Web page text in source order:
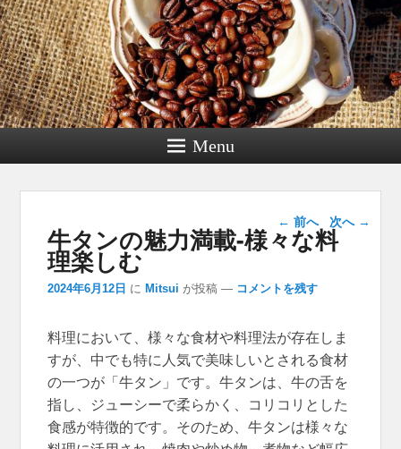
Menu
投稿ナビゲー
ション
← 前へ 次へ →
牛タンの魅力満載-様々な料
理楽しむ
2024年6月12日 に Mitsui が投稿 — コメントを残す
料理において、様々な食材や料理法が存在しま
すが、中でも特に人気で美味しいとされる食材
の一つが「牛タン」です。牛タンは、牛の舌を
指し、ジューシーで柔らかく、コリコリとした
食感が特徴的です。そのため、牛タンは様々な